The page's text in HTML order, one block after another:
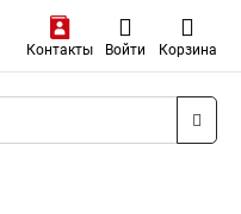
Контакты Войти Корзина